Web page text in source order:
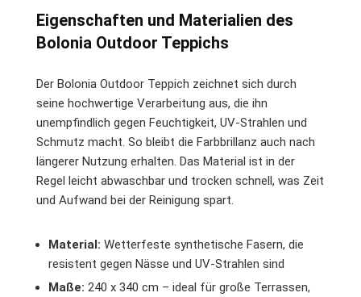
Eigenschaften und Materialien des
Bolonia Outdoor Teppichs
Der Bolonia Outdoor Teppich zeichnet sich durch
seine hochwertige Verarbeitung aus, die ihn
unempfindlich gegen Feuchtigkeit, UV-Strahlen und
Schmutz macht. So bleibt die Farbbrillanz auch nach
längerer Nutzung erhalten. Das Material ist in der
Regel leicht abwaschbar und trocken schnell, was Zeit
und Aufwand bei der Reinigung spart.
Material: Wetterfeste synthetische Fasern, die
resistent gegen Nässe und UV-Strahlen sind
Maße: 240 x 340 cm – ideal für große Terrassen,